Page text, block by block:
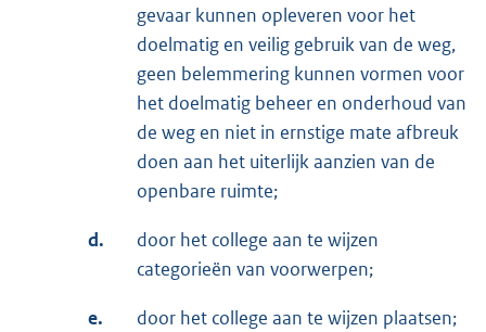
gevaar kunnen opleveren voor het
doelmatig en veilig gebruik van de weg,
geen belemmering kunnen vormen voor
het doelmatig beheer en onderhoud van
de weg en niet in ernstige mate afbreuk
doen aan het uiterlijk aanzien van de
openbare ruimte;
d.
door het college aan te wijzen
categorieën van voorwerpen;
e. door het college aan te wijzen plaatsen;